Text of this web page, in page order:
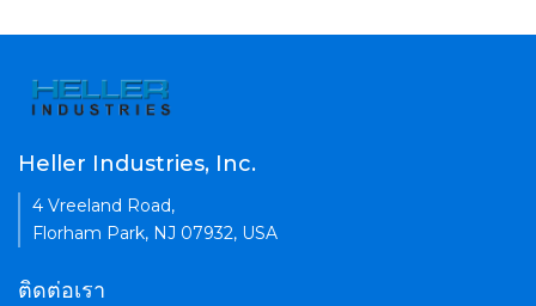
Heller Industries, Inc.
4 Vreeland Road,
Florham Park, NJ 07932, USA
ติดต่อเรา